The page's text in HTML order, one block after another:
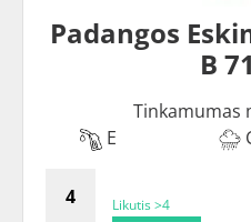
Padangos
B
Tinkamumas
E
Likutis >4